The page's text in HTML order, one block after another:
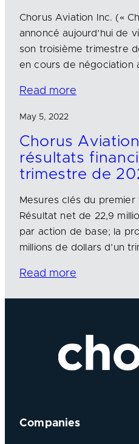
Chorus Aviation Inc. («
annoncé aujourd’hui de
son troisième trimestre
en cours de négociation
Read more
May 5, 2022
Chorus
résultats
trimestre de
Mesures clés du
Résultat net de 22,9
par action de base; la
millions de dollars d’un
Read more
Companies